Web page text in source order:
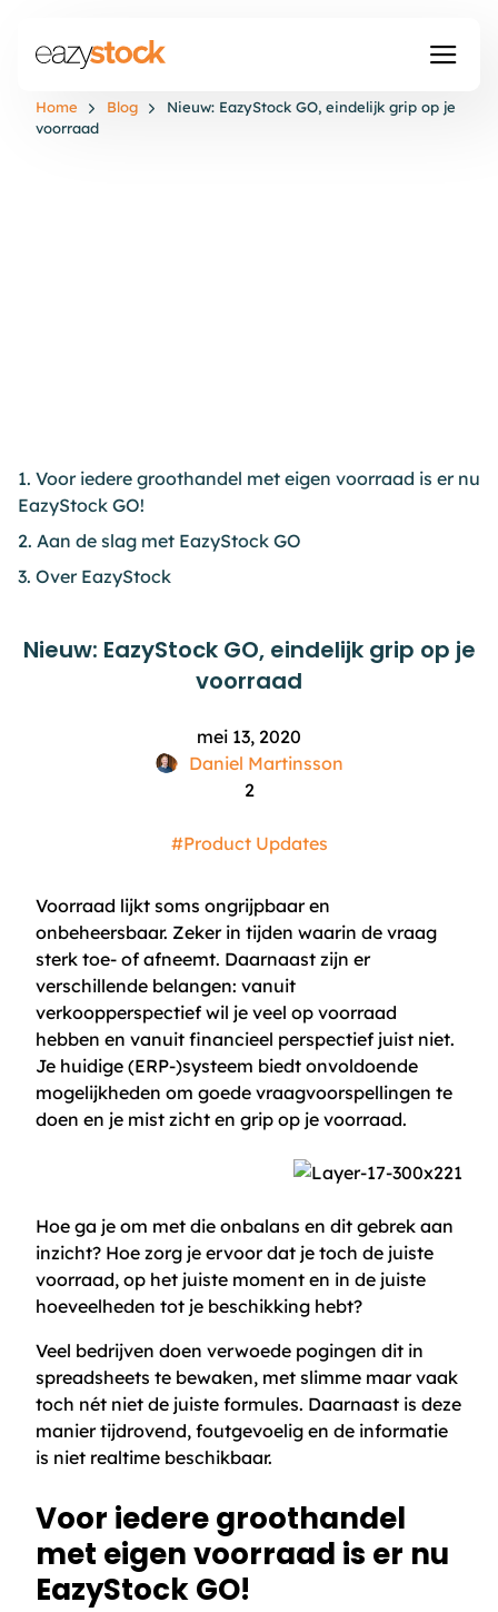
Home Blog
Nieuw: EazyStock GO, eindelijk grip op je
voorraad
1. Voor iedere groothandel met eigen voorraad is er nu
EazyStock GO!
2. Aan de slag met EazyStock GO
3. Over EazyStock
Nieuw: EazyStock GO, eindelijk grip op je
voorraad
mei 13, 2020
Daniel Martinsson
2
#Product Updates
Voorraad lijkt soms ongrijpbaar en
onbeheersbaar. Zeker in tijden waarin de vraag
sterk toe- of afneemt. Daarnaast zijn er
verschillende belangen: vanuit
verkoopperspectief wil je veel op voorraad
hebben en vanuit financieel perspectief juist niet.
Je huidige (ERP-)systeem biedt onvoldoende
mogelijkheden om goede vraagvoorspellingen te
doen en je mist zicht en grip op je voorraad.
Hoe ga je om met die onbalans en dit gebrek aan
inzicht? Hoe zorg je ervoor dat je toch de juiste
voorraad, op het juiste moment en in de juiste
hoeveelheden tot je beschikking hebt?
Veel bedrijven doen verwoede pogingen dit in
spreadsheets te bewaken, met slimme maar vaak
toch nét niet de juiste formules. Daarnaast is deze
manier tijdrovend, foutgevoelig en de informatie
is niet realtime beschikbaar.
Voor iedere groothandel
met eigen voorraad is er nu
EazyStock GO!